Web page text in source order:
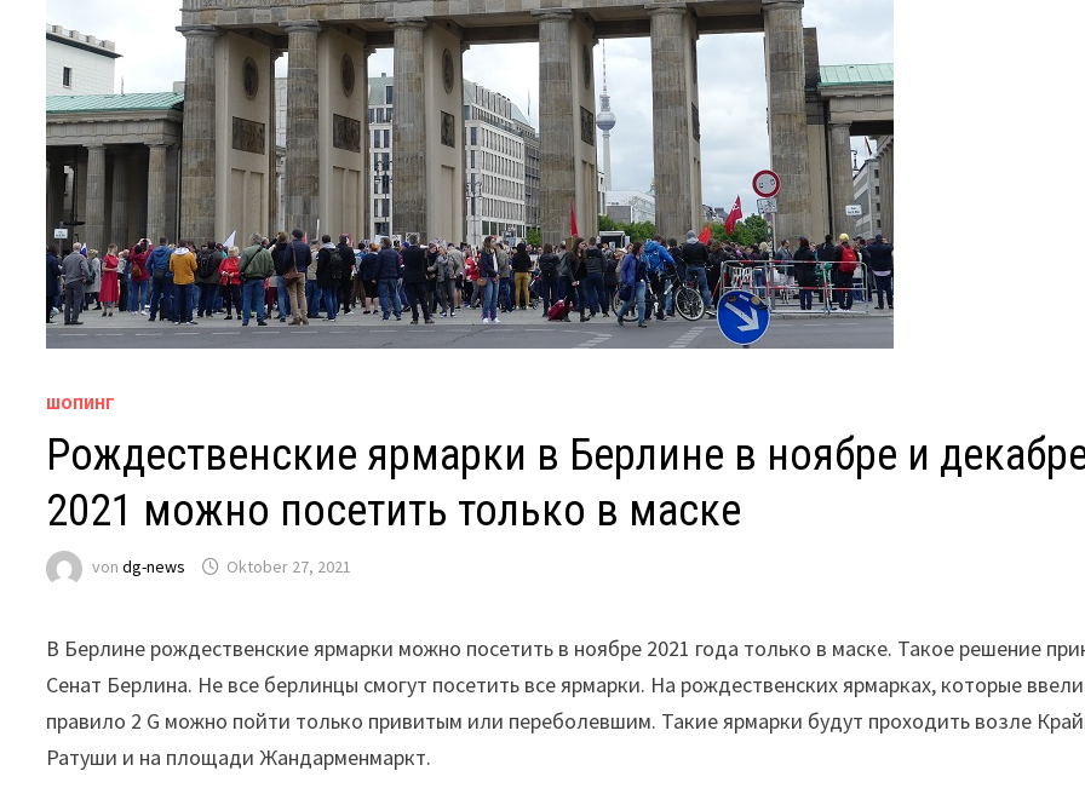
ШОПИНГ
Рождественские ярмарки в Берлине в ноябре и
2021 можно посетить только в маске
vondg-news Oktober 27, 2021
В Берлине рождественские ярмарки можно посетить в ноябре 2021 года только в маске. Такое решение
Сенат Берлина. Не все берлинцы смогут посетить все ярмарки. На рождественских ярмарках, которые ввели
правило 2 G можно пойти только привитым или переболевшим. Такие ярмарки будут проходить возле
Ратуши и на площади Жандарменмаркт.